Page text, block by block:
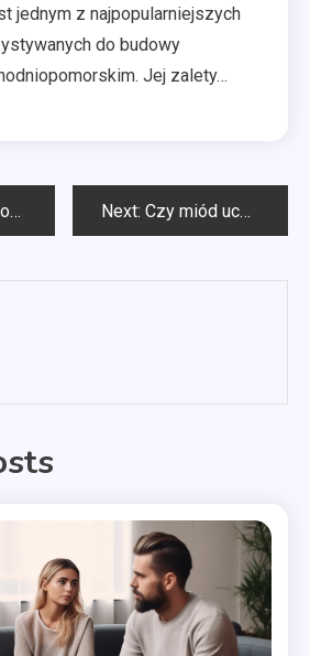
jednym z najpopularniejszych
do budowy
Jej zalety…
Next: Czy miód uczula?